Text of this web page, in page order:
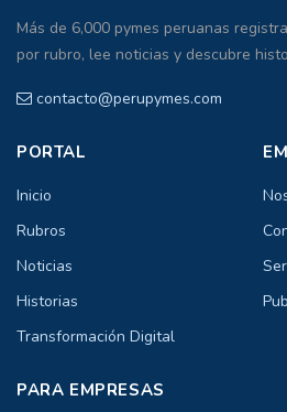
Más de 6,000 pymes peruanas
por rubro, lee noticias y descubre
contacto@perupymes.com
PORTAL
Inicio
Rubros
Noticias
Historias
Transformación Digital
PARA EMPRESAS